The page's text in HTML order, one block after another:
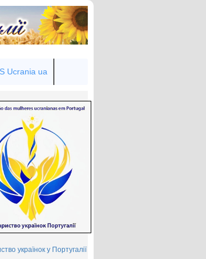
Ucrania ua
українок у Португалії